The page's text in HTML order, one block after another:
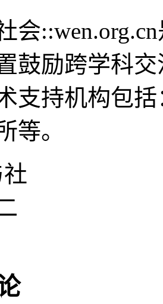
会
鼓励跨学科
支持机构包
等。